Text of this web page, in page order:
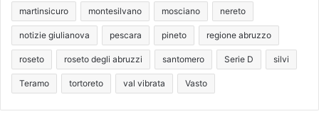
martinsicuro montesilvano mosciano nereto
notizie giulianova pescara pineto regione abruzzo
roseto roseto degli abruzzi santomero Serie D silvi
Teramo tortoreto val vibrata Vasto